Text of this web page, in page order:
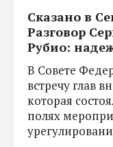
Сказано в
Разговор
Рубио:
В Совете
встречу глав
которая
полях